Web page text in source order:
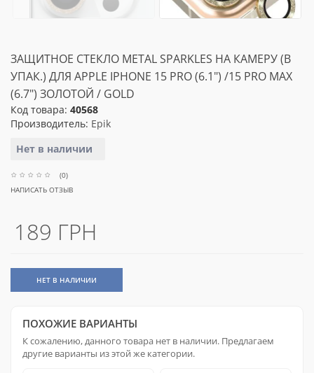
ЗАЩИТНОЕ СТЕКЛО METAL SPARKLES НА КАМЕРУ (В
УПАК.) ДЛЯ APPLE IPHONE 15 PRO (6.1") /15 PRO MAX
(6.7") ЗОЛОТОЙ / GOLD
Код товара: 40568
Производитель: Epik
Нет в наличии
(0)
НАПИСАТЬ ОТЗЫВ
189 ГРН
НЕТ В НАЛИЧИИ
ПОХОЖИЕ ВАРИАНТЫ
К сожалению, данного товара нет в наличии. Предлагаем
другие варианты из этой же категории.